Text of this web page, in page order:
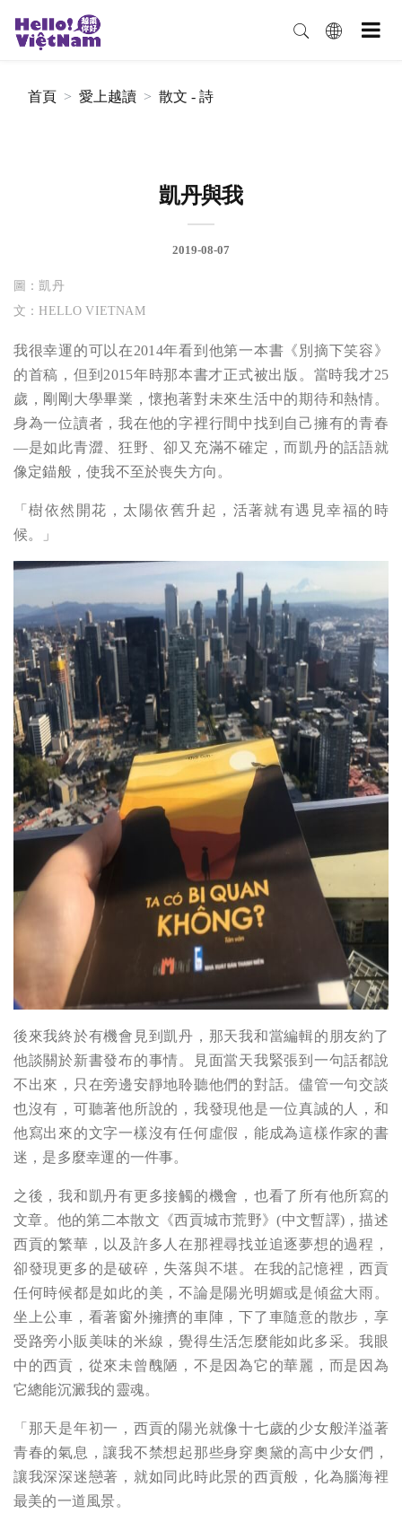
首頁 愛上越讀 散文 - 詩
凱丹與我
2019-08-07
圖：凱丹
文：HELLO VIETNAM
我很幸運的可以在2014年看到他第一本書《別摘下笑容》
的首稿，但到2015年時那本書才正式被出版。當時我才25
歲，剛剛大學畢業，懷抱著對未來生活中的期待和熱情。
身為一位讀者，我在他的字裡行間中找到自己擁有的青春
—是如此青澀、狂野、卻又充滿不確定，而凱丹的話語就
像定錨般，使我不至於喪失方向。
「樹依然開花，太陽依舊升起，活著就有遇見幸福的時
候。」
後來我終於有機會見到凱丹，那天我和當編輯的朋友約了
他談關於新書發布的事情。見面當天我緊張到一句話都說
不出來，只在旁邊安靜地聆聽他們的對話。儘管一句交談
也沒有，可聽著他所說的，我發現他是一位真誠的人，和
他寫出來的文字一樣沒有任何虛假，能成為這樣作家的書
迷，是多麼幸運的一件事。
之後，我和凱丹有更多接觸的機會，也看了所有他所寫的
文章。他的第二本散文《西貢城市荒野》(中文暫譯)，描述
西貢的繁華，以及許多人在那裡尋找並追逐夢想的過程，
卻發現更多的是破碎，失落與不堪。在我的記憶裡，西貢
任何時候都是如此的美，不論是陽光明媚或是傾盆大雨。
坐上公車，看著窗外擁擠的車陣，下了車隨意的散步，享
受路旁小販美味的米線，覺得生活怎麼能如此多采。我眼
中的西貢，從來未曾醜陋，不是因為它的華麗，而是因為
它總能沉澱我的靈魂。
「那天是年初一，西貢的陽光就像十七歲的少女般洋溢著
青春的氣息，讓我不禁想起那些身穿奧黛的高中少女們，
讓我深深迷戀著，就如同此時此景的西貢般，化為腦海裡
最美的一道風景。